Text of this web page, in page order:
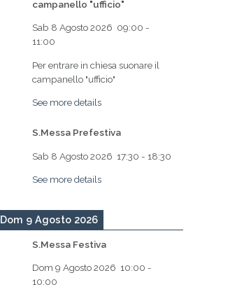
campanello "ufficio"
Sab 8 Agosto 2026 09:00 -
11:00
Per entrare in chiesa suonare il
campanello "ufficio"
See more details
S.Messa Prefestiva
Sab 8 Agosto 2026 17:30 - 18:30
See more details
Dom 9 Agosto 2026
S.Messa Festiva
Dom 9 Agosto 2026 10:00 -
10:00